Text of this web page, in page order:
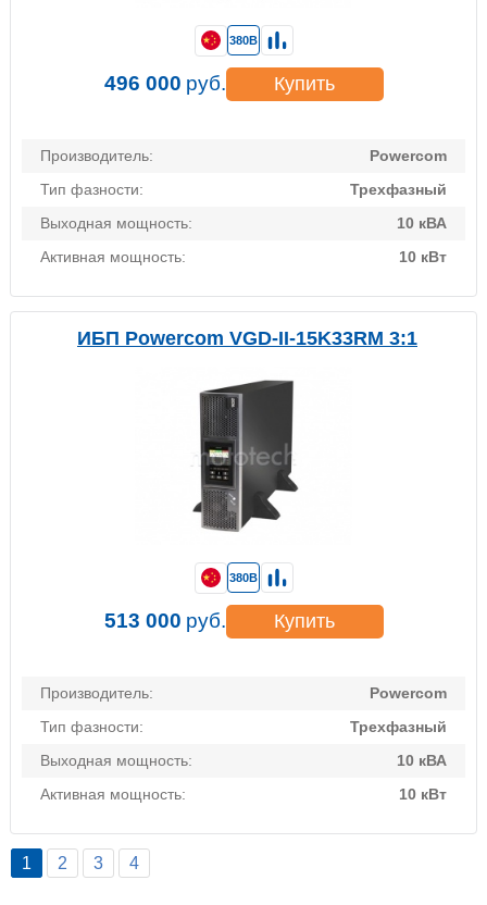
Производитель:
Powercom
Тип фазности:
Трехфазный
Выходная мощность:
10 кВА
Активная мощность:
10 кВт
380В
496 000 руб. Купить
ИБП Powercom VGD-II-15K33RM 3:1
Производитель:
Powercom
Тип фазности:
Трехфазный
Выходная мощность:
10 кВА
Активная мощность:
10 кВт
380В
513 000 руб. Купить
1 2 3 4